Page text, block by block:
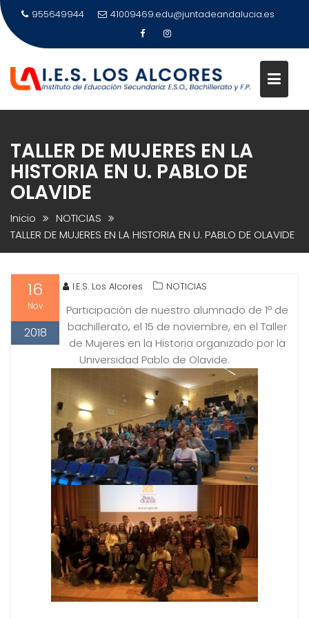
Saltar
al
contenido
955649944 41009469.edu@juntadeandalucia.es
TALLER DE MUJERES EN LA
HISTORIA EN U. PABLO DE
OLAVIDE
Inicio
NOTICIAS
TALLER DE MUJERES EN LA HISTORIA EN U. PABLO DE OLAVIDE
16
Nov
2018
I.E.S. Los Alcores NOTICIAS
Participación de nuestro alumnado de 1º de
bachillerato, el 15 de noviembre, en el Taller
de Mujeres en la Historia organizado por la
Universidad Pablo de Olavide.